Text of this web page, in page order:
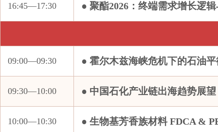
16:45—17:30 ● 聚酯2026：终端需求增长逻
09:00—09:30 ● 霍尔木兹海峡危机下的石油平
09:30—10:00 ● 中国石化产业链出海趋势展望
10:00—10:30 ● 生物基芳香族材料 FDCA &
杭州润洲私募基金管理有限公司 中
Bhilosa Industries Private Limited
Hanwha Impact Corporation
中化学（内蒙古）新材料有限责任公司
中银国际期货有限责任公司